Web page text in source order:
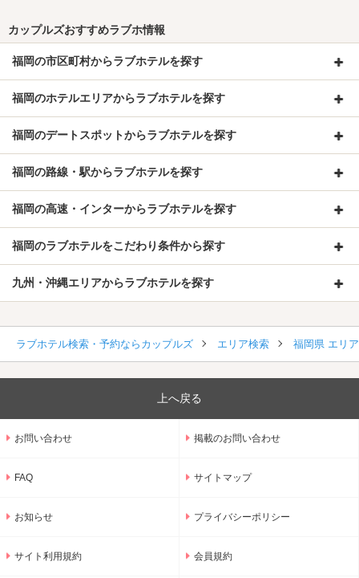
カップルズおすすめラブホ情報
福岡の市区町村からラブホテルを探す
福岡のホテルエリアからラブホテルを探す
福岡のデートスポットからラブホテルを探す
福岡の路線・駅からラブホテルを探す
福岡の高速・インターからラブホテルを探す
福岡のラブホテルをこだわり条件から探す
九州・沖縄エリアからラブホテルを探す
ラブホテル検索・予約ならカップルズ エリア検索 福岡県 エリ
上へ戻る
お問い合わせ 掲載のお問い合わせ
FAQ サイトマップ
お知らせ プライバシーポリシー
サイト利用規約 会員規約